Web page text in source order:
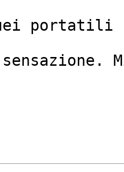
portatili
sensazione.